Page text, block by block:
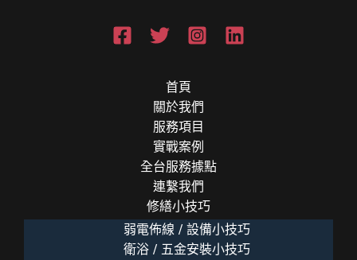
首頁
關於我們
服務項目
實戰案例
全台服務據點
連繫我們
修繕小技巧
弱電佈線 / 設備小技巧
衛浴 / 五金安裝小技巧